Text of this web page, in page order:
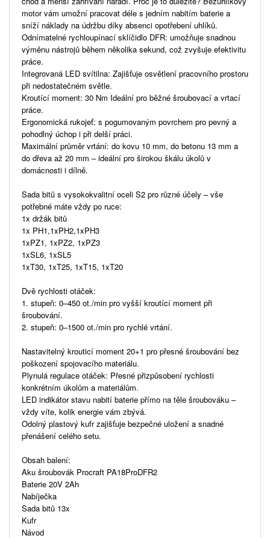
motor vám umožní pracovat déle s jedním nabitím baterie a
sníží náklady na údržbu díky absenci opotřebení uhlíků.
Odnímatelné rychloupínací sklíčidlo DFR: umožňuje snadnou
výměnu nástrojů během několika sekund, což zvyšuje efektivitu
práce.
Integrovaná LED svítilna: Zajišťuje osvětlení pracovního prostoru
při nedostatečném světle.
Kroutící moment: 30 Nm Ideální pro běžné šroubovací a vrtací
práce.
Ergonomická rukojeť: s pogumovaným povrchem pro pevný a
pohodlný úchop i při delší práci.
Maximální průměr vrtání: do kovu 10 mm, do betonu 13 mm a
do dřeva až 20 mm – ideální pro širokou škálu úkolů v
domácnosti i dílně.
Sada bitů s vysokokvalitní oceli S2 pro různé účely – vše
potřebné máte vždy po ruce:
1x držák bitů
1x PH1,1xPH2,1xPH3
1xPZ1, 1xPZ2, 1xPZ3
1xSL6, 1xSL5
1xT30, 1xT25, 1xT15, 1xT20
Dvě rychlosti otáček:
1. stupeň: 0–450 ot./min pro vyšší kroutící moment při
šroubování.
2. stupeň: 0–1500 ot./min pro rychlé vrtání.
Nastavitelný krouticí moment 20+1 pro přesné šroubování bez
poškození spojovacího materiálu.
Plynulá regulace otáček: Přesné přizpůsobení rychlosti
konkrétním úkolům a materiálům.
LED indikátor stavu nabití baterie přímo na těle šroubováku –
vždy víte, kolik energie vám zbývá.
Odolný plastový kufr zajišťuje bezpečné uložení a snadné
přenášení celého setu.
Obsah balení:
Aku šroubovák Procraft PA18ProDFR2
Baterie 20V 2Ah
Nabíječka
Sada bitů 13x
Kufr
Návod